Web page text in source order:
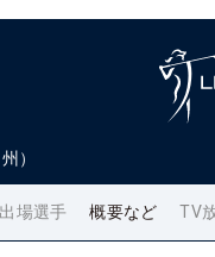
）
出場選手 概要など TV